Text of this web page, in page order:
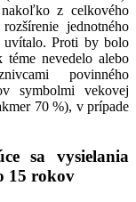
z celkového
jednotného
uvítalo. Proti by bolo
nevedelo alebo
povinného
symbolmi vekovej
70 %), v prípade
sa vysielania
15 rokov